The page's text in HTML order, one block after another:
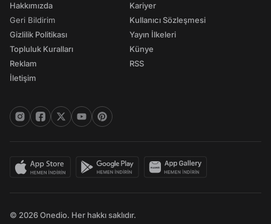
Hakkımızda
Geri Bildirim
Gizlilik Politikası
Topluluk Kuralları
Reklam
İletişim
Kariyer
Kullanıcı Sözleşmesi
Yayın İlkeleri
Künye
RSS
© 2026 Onedio. Her hakkı saklıdır.